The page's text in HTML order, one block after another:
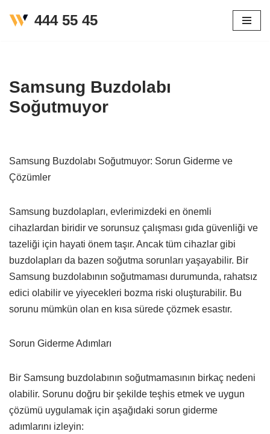
444 55 45
Samsung Buzdolabı
Soğutmuyor
Samsung Buzdolabı Soğutmuyor: Sorun Giderme ve
Çözümler
Samsung buzdolapları, evlerimizdeki en önemli
cihazlardan biridir ve sorunsuz çalışması gıda güvenliği ve
tazeliği için hayati önem taşır. Ancak tüm cihazlar gibi
buzdolapları da bazen soğutma sorunları yaşayabilir. Bir
Samsung buzdolabının soğutmaması durumunda, rahatsız
edici olabilir ve yiyecekleri bozma riski oluşturabilir. Bu
sorunu mümkün olan en kısa sürede çözmek esastır.
Sorun Giderme Adımları
Bir Samsung buzdolabının soğutmamasının birkaç nedeni
olabilir. Sorunu doğru bir şekilde teşhis etmek ve uygun
çözümü uygulamak için aşağıdaki sorun giderme
adımlarını izleyin: